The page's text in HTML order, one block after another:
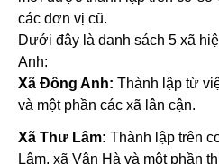
các đơn vị cũ.
Dưới đây là danh sách 5 xã
Anh:
Xã Đông Anh: Thành lập từ
và một phần các xã lân cận.
Xã Thư Lâm: Thành lập trên
Lâm, xã Vân Hà và một phần